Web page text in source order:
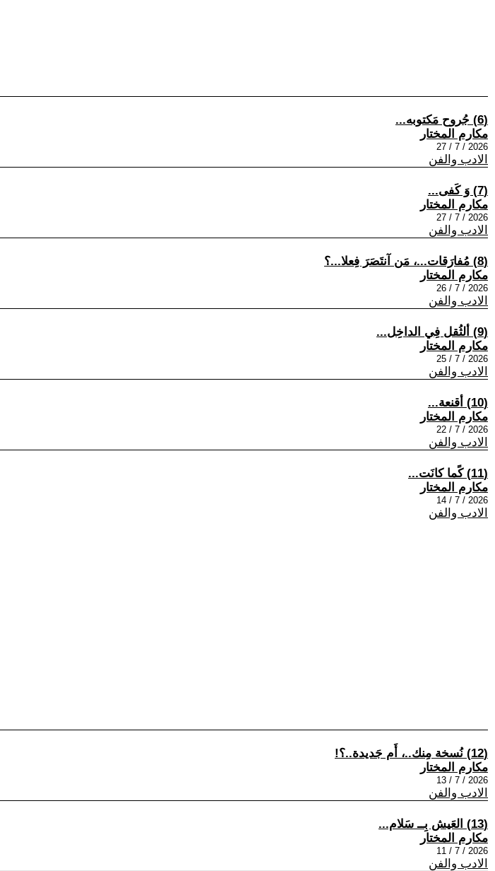
(6) جُروح مَكتوبه...
مكارم المختار
2026 / 7 / 27
الادب والفن
(7) وَ كَفى...
مكارم المختار
2026 / 7 / 27
الادب والفن
(8) مُفارَقات...، مَن آنتَصَرَ فِعلا...؟
مكارم المختار
2026 / 7 / 26
الادب والفن
(9) ألثُقل فِي الداخِل...
مكارم المختار
2026 / 7 / 25
الادب والفن
(10) أقنعة...
مكارم المختار
2026 / 7 / 22
الادب والفن
(11) كًما كانَت...
مكارم المختار
2026 / 7 / 14
الادب والفن
(12) نُسخة مِنك..، أَم جَديدة..؟!
مكارم المختار
2026 / 7 / 13
الادب والفن
(13) العَيش بِــ سَلام...
مكارم المختار
2026 / 7 / 11
الادب والفن